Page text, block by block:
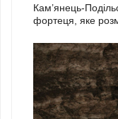
Кам’янець-
фортеця, яке